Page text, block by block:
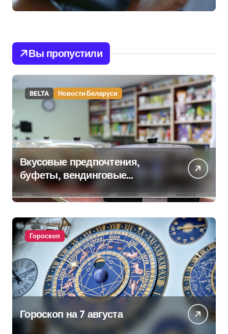
Вы пропустили
BELTA Новости Беларуси
Вкусовые предпочтения,
буфеты, вендинговые
аппараты. Минобразования об
изменениях в школьном
питании
Гороскоп
Гороскоп на 7 августа